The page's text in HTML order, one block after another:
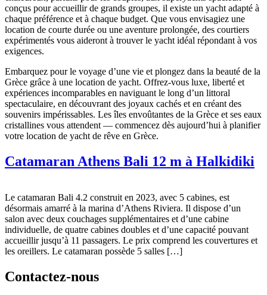
conçus pour accueillir de grands groupes, il existe un yacht adapté à
chaque préférence et à chaque budget. Que vous envisagiez une
location de courte durée ou une aventure prolongée, des courtiers
expérimentés vous aideront à trouver le yacht idéal répondant à vos
exigences.
Embarquez pour le voyage d’une vie et plongez dans la beauté de la
Grèce grâce à une location de yacht. Offrez-vous luxe, liberté et
expériences incomparables en naviguant le long d’un littoral
spectaculaire, en découvrant des joyaux cachés et en créant des
souvenirs impérissables. Les îles envoûtantes de la Grèce et ses eaux
cristallines vous attendent — commencez dès aujourd’hui à planifier
votre location de yacht de rêve en Grèce.
Catamaran Athens Bali 12 m à Halkidiki
Le catamaran Bali 4.2 construit en 2023, avec 5 cabines, est
désormais amarré à la marina d’Athens Riviera. Il dispose d’un
salon avec deux couchages supplémentaires et d’une cabine
individuelle, de quatre cabines doubles et d’une capacité pouvant
accueillir jusqu’à 11 passagers. Le prix comprend les couvertures et
les oreillers. Le catamaran possède 5 salles […]
Contactez-nous